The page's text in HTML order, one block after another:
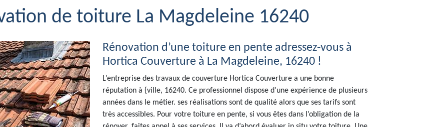
de toiture La Magdeleine 16240
Rénovation d’une toiture en pente adressez-vous à
Hortica Couverture à La Magdeleine, 16240 !
L’entreprise des travaux de couverture Hortica Couverture a une bonne
réputation à {ville, 16240. Ce professionnel dispose d’une expérience de plusieurs
années dans le métier. ses réalisations sont de qualité alors que ses tarifs sont
très accessibles. Pour votre toiture en pente, si vous êtes dans l’obligation de la